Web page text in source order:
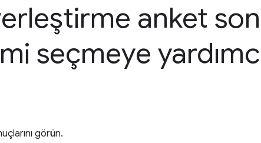
anket
seçmeye
görün.